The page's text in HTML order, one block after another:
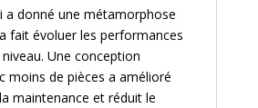
a donné une métamorphose
fait évoluer les performances
Une conception
moins de pièces a amélioré
maintenance et réduit le